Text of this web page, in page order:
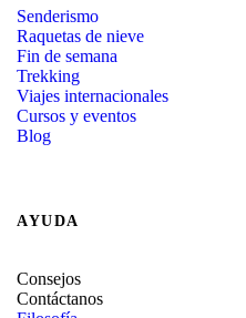
Senderismo
Raquetas de nieve
Fin de semana
Trekking
Viajes internacionales
Cursos y eventos
Blog
AYUDA
Consejos
Contáctanos